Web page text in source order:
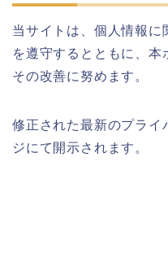
当サイトは、個人情報に
を遵守するとともに、本
その改善に努めます。
修正された最新のプライ
ジにて開示されます。